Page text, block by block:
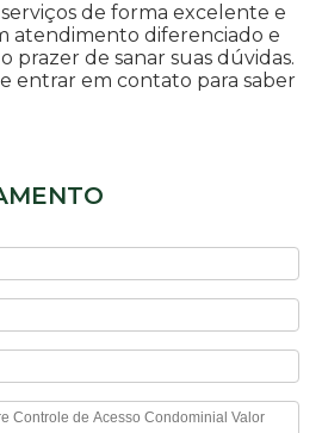
de forma excelente e
atendimento diferenciado e
prazer de sanar suas dúvidas.
entrar em contato para saber